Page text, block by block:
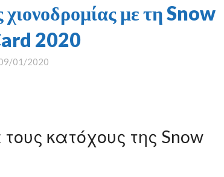
με τη Snow
2020
01/2020
κατόχους της Snow